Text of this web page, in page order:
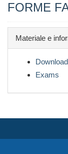
FORME
Materiale e
Exams